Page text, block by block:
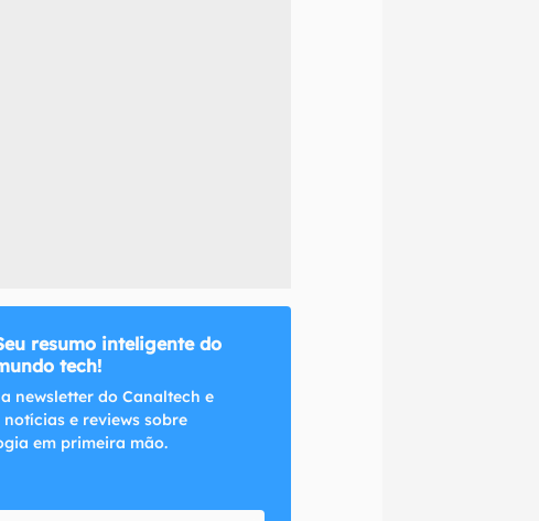
Canaltech.
resumo inteligente do
tech!
newsletter do Canaltech e
notícias e reviews sobre
em primeira mão.